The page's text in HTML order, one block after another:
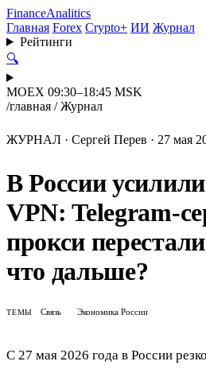
FinanceAnalitics
Главная Forex Crypto+ ИИ Журнал
Рейтинги
🔍
MOEX 09:30–18:45 MSK
/главная / Журнал
ЖУРНАЛ · Сергей Перев · 27 мая
В России
VPN: Telegram-
прокси
что дальше?
ТЕМЫ Связь Экономика России
С 27 мая 2026 года в России